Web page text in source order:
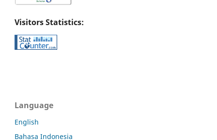
Visitors Statistics:
Language
English
Bahasa Indonesia